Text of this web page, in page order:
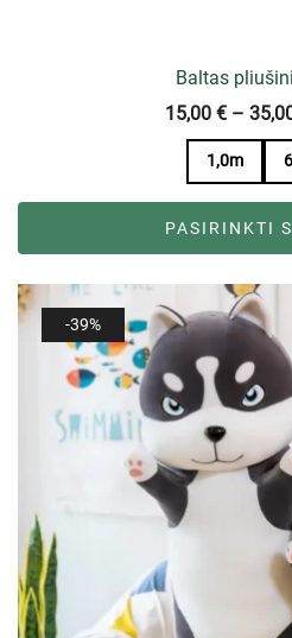
Baltas
15,00 € –
1,0m
PASIRINKTI
-39%